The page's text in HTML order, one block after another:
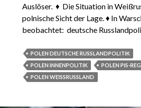
Auslöser. ♦ Die Situation in
polnische Sicht der Lage. ♦ In
beobachtet: deutsche
POLEN DEUTSCHE RUSSLANDPOLITIK
POLEN INNENPOLITIK
POLEN PIS-
POLEN WEISSRUSSLAND